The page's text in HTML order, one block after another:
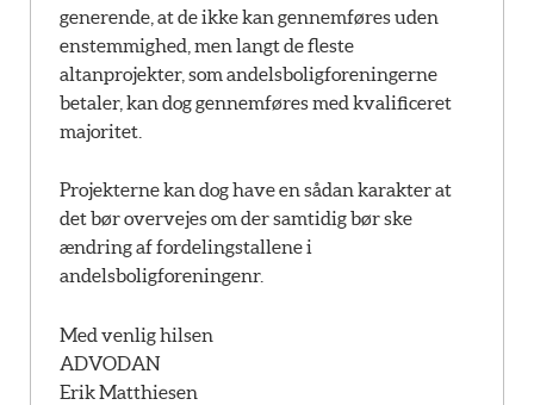
generende, at de ikke kan gennemføres uden
enstemmighed, men langt de fleste
altanprojekter, som andelsboligforeningerne
betaler, kan dog gennemføres med kvalificeret
majoritet.
Projekterne kan dog have en sådan karakter at
det bør overvejes om der samtidig bør ske
ændring af fordelingstallene i
andelsboligforeningenr.
Med venlig hilsen
ADVODAN
Erik Matthiesen